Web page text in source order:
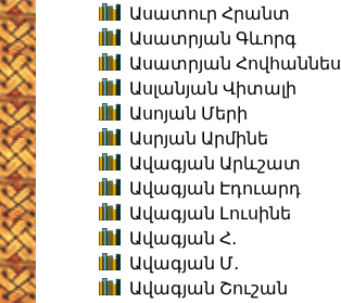
Ասատուր Հրանտ
Ասատրյան Գևորգ
Ասատրյան Հովհաննես
Ասլանյան Վիտալի
Ասոյան Մերի
Ասրյան Արմինե
Ավագյան Արևշատ
Ավագյան Էդուարդ
Ավագյան Լուսինե
Ավագյան Հ․
Ավագյան Մ․
Ավագյան Շուշան